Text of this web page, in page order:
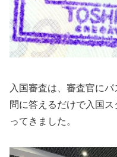
入国審査は、審査官に
問に答えるだけで入国
ってきました。